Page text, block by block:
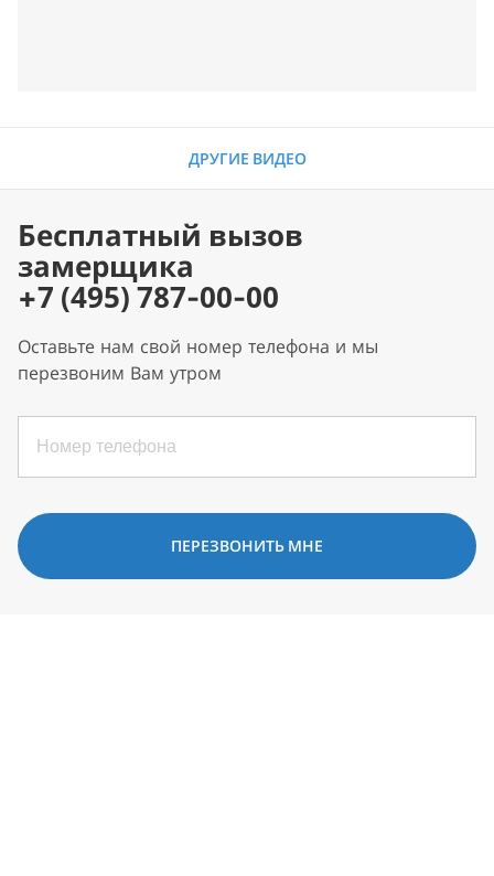
ДРУГИЕ ВИДЕО
Бесплатный вызов
замерщика
+7 (495) 787-00-00
Оставьте нам свой номер телефона и мы
перезвоним Вам утром
ПЕРЕЗВОНИТЬ МНЕ